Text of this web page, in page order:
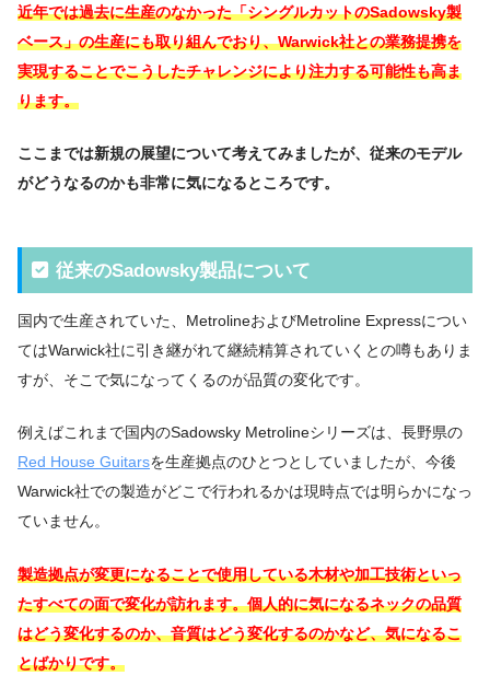
近年では過去に生産のなかった「シングルカットのSadowsky製
ベース」の生産にも取り組んでおり、Warwick社との業務提携を
実現することでこうしたチャレンジにより注力する可能性も高ま
ります。
ここまでは新規の展望について考えてみましたが、従来のモデル
がどうなるのかも非常に気になるところです。
従来のSadowsky製品について
国内で生産されていた、MetrolineおよびMetroline Expressについ
てはWarwick社に引き継がれて継続精算されていくとの噂もありま
すが、そこで気になってくるのが品質の変化です。
例えばこれまで国内のSadowsky Metrolineシリーズは、長野県の
Red House Guitarsを生産拠点のひとつとしていましたが、今後
Warwick社での製造がどこで行われるかは現時点では明らかになっ
ていません。
製造拠点が変更になることで使用している木材や加工技術といっ
たすべての面で変化が訪れます。個人的に気になるネックの品質
はどう変化するのか、音質はどう変化するのかなど、気になるこ
とばかりです。